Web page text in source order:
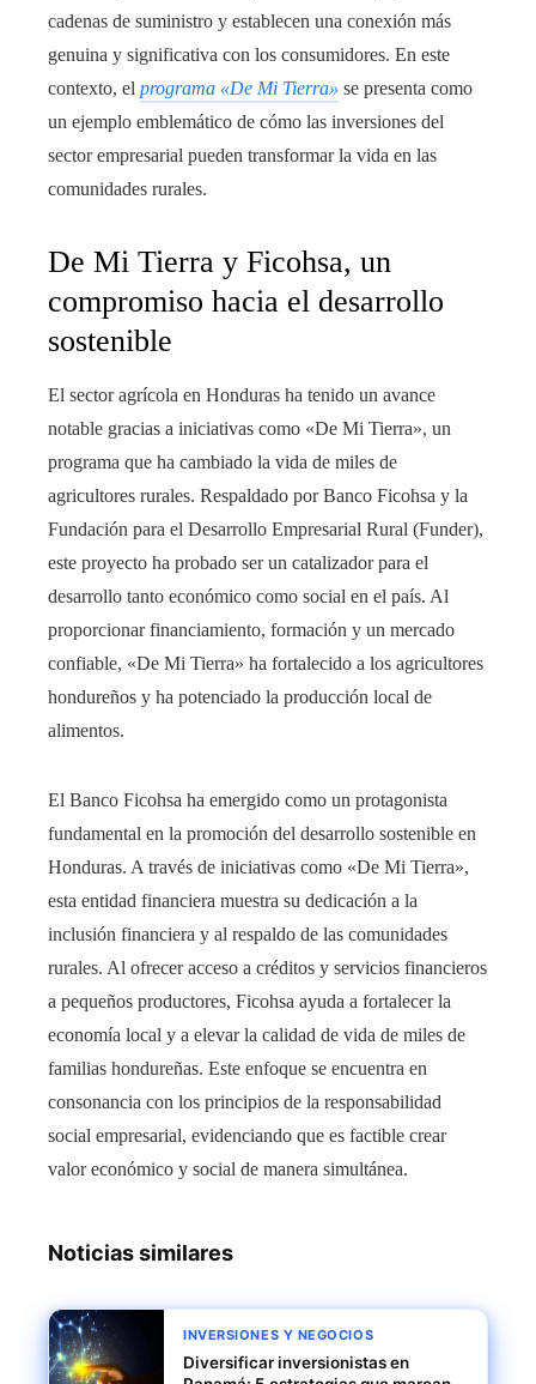
cadenas de suministro y establecen una conexión más
genuina y significativa con los consumidores. En este
contexto, el programa «De Mi Tierra» se presenta como
un ejemplo emblemático de cómo las inversiones del
sector empresarial pueden transformar la vida en las
comunidades rurales.
De Mi Tierra y Ficohsa, un
compromiso hacia el desarrollo
sostenible
El sector agrícola en Honduras ha tenido un avance
notable gracias a iniciativas como «De Mi Tierra», un
programa que ha cambiado la vida de miles de
agricultores rurales. Respaldado por Banco Ficohsa y la
Fundación para el Desarrollo Empresarial Rural (Funder),
este proyecto ha probado ser un catalizador para el
desarrollo tanto económico como social en el país. Al
proporcionar financiamiento, formación y un mercado
confiable, «De Mi Tierra» ha fortalecido a los agricultores
hondureños y ha potenciado la producción local de
alimentos.
El Banco Ficohsa ha emergido como un protagonista
fundamental en la promoción del desarrollo sostenible en
Honduras. A través de iniciativas como «De Mi Tierra»,
esta entidad financiera muestra su dedicación a la
inclusión financiera y al respaldo de las comunidades
rurales. Al ofrecer acceso a créditos y servicios financieros
a pequeños productores, Ficohsa ayuda a fortalecer la
economía local y a elevar la calidad de vida de miles de
familias hondureñas. Este enfoque se encuentra en
consonancia con los principios de la responsabilidad
social empresarial, evidenciando que es factible crear
valor económico y social de manera simultánea.
Noticias similares
INVERSIONES Y NEGOCIOS
Diversificar inversionistas en